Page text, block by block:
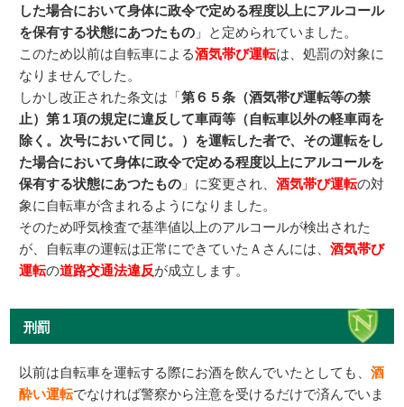
した場合において身体に政令で定める程度以上にアルコール
を保有する状態にあつたもの 」と定められていました。
このため以前は自転車による酒気帯び運転は、処罰の対象に
なりませんでした。
しかし改正された条文は「第６５条（酒気帯び運転等の禁
止）第１項の規定に違反して車両等（自転車以外の軽車両を
除く。次号において同じ。）を運転した者で、その運転をし
た場合において身体に政令で定める程度以上にアルコールを
保有する状態にあつたもの 」に変更され、酒気帯び運転の対
象に自転車が含まれるようになりました。
そのため呼気検査で基準値以上のアルコールが検出された
が、自転車の運転は正常にできていたＡさんには、酒気帯び
運転の道路交通法違反が成立します。
刑罰
以前は自転車を運転する際にお酒を飲んでいたとしても、酒
酔い運転でなければ警察から注意を受けるだけで済んでいま